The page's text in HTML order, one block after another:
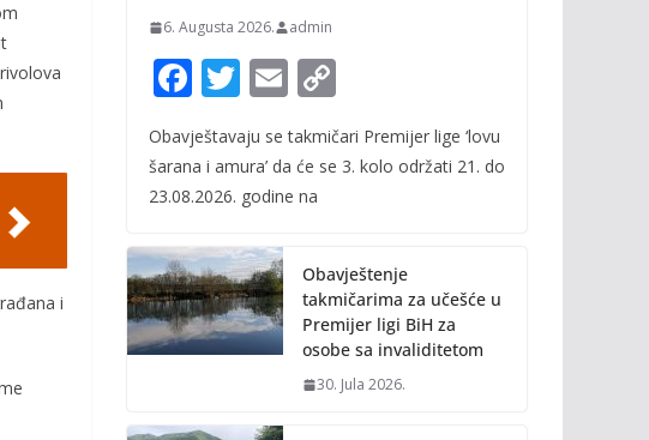
i
6. Augusta 2026. admin
F
ac
e
b
o
k
T
itt
er
E
m
ai
l
o
p
n
k
Obavještavaju se takmičari Premijer lige ‘lovu
šarana i amura’ da će se 3. kolo održati 21. do
23.08.2026. godine na
Obavještenje
takmičarima za učešće u
Premijer ligi BiH za
osobe sa invaliditetom
30. Jula 2026.